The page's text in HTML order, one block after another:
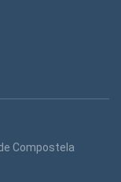
Compostela